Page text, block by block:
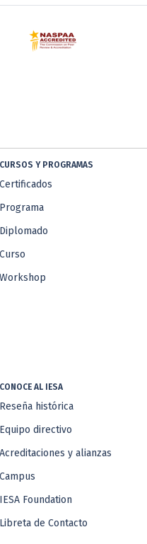
CURSOS Y PROGRAMAS
Certificados
Programa
Diplomado
Curso
Workshop
CONOCE AL IESA
Reseña histórica
Equipo directivo
Acreditaciones y alianzas
Campus
IESA Foundation
Libreta de Contacto